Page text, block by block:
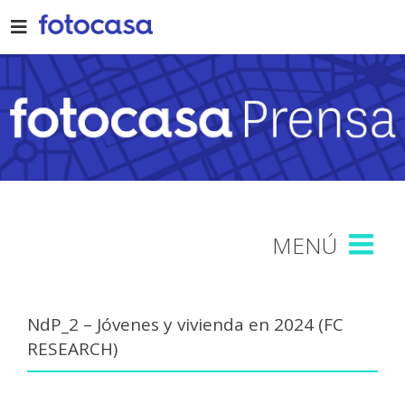
to
content
NdP_2 – Jóvenes y vivienda en 2024 (FC
RESEARCH)